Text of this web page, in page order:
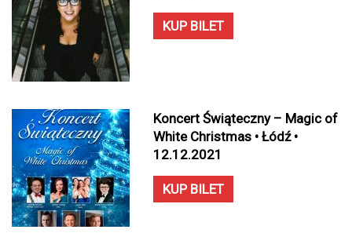
KUP BILET
Koncert Świąteczny – Magic of
White Christmas • Łódź •
12.12.2021
KUP BILET